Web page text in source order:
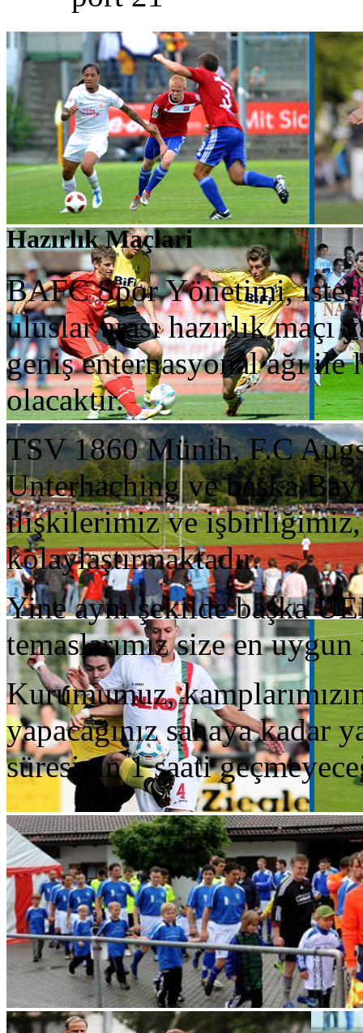
Hazırlık Maçlari
BAFC Spor Yönetimi, ister
uluslar arası hazırlık
geniş enternasyonal ağı
olacaktır.
TSV 1860 Münih, F.C
Unterhaching ve başka
ilişkilerimiz ve işbirliğimiz,
kolaylaştırmaktadır.
Yine aynı şekilde başka
temaslarımız size en
Kurumumuz,
yapacağınız sahaya kadar
süresinin 1 saati